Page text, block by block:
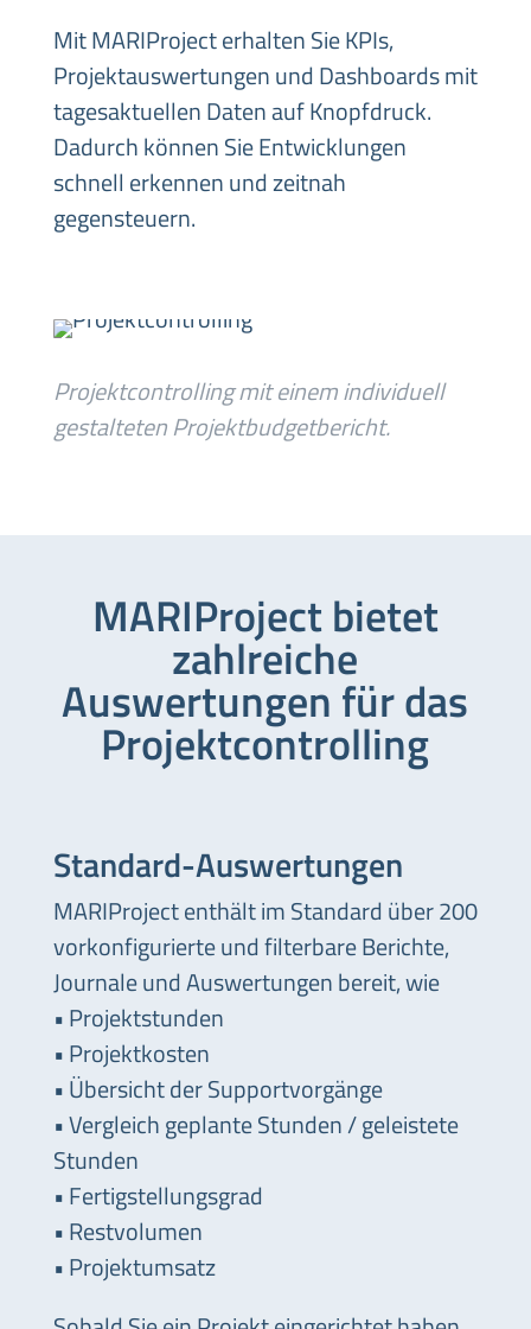
Mit MARIProject erhalten Sie KPIs,
Projektauswertungen und Dashboards mit
tagesaktuellen Daten auf Knopfdruck.
Dadurch können Sie Entwicklungen
schnell erkennen und zeitnah
gegensteuern.
Projektcontrolling mit einem individuell
gestalteten Projektbudgetbericht.
MARIProject bietet
zahlreiche
Auswertungen für das
Projektcontrolling
Standard-Auswertungen
MARIProject enthält im Standard über 200
vorkonfigurierte und filterbare Berichte,
Journale und Auswertungen bereit, wie
• Projektstunden
• Projektkosten
• Übersicht der Supportvorgänge
• Vergleich geplante Stunden / geleistete
Stunden
• Fertigstellungsgrad
• Restvolumen
• Projektumsatz